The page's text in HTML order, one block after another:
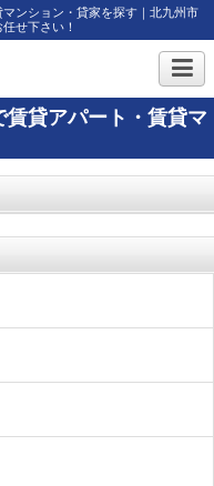
ンション・貸家を探す｜北九州市
せ下さい！
貸アパート・賃貸マ